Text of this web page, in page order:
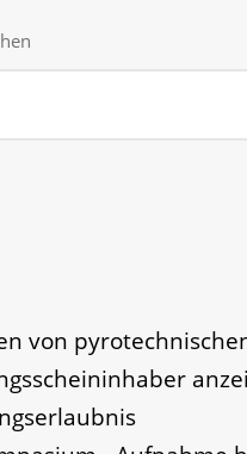
von